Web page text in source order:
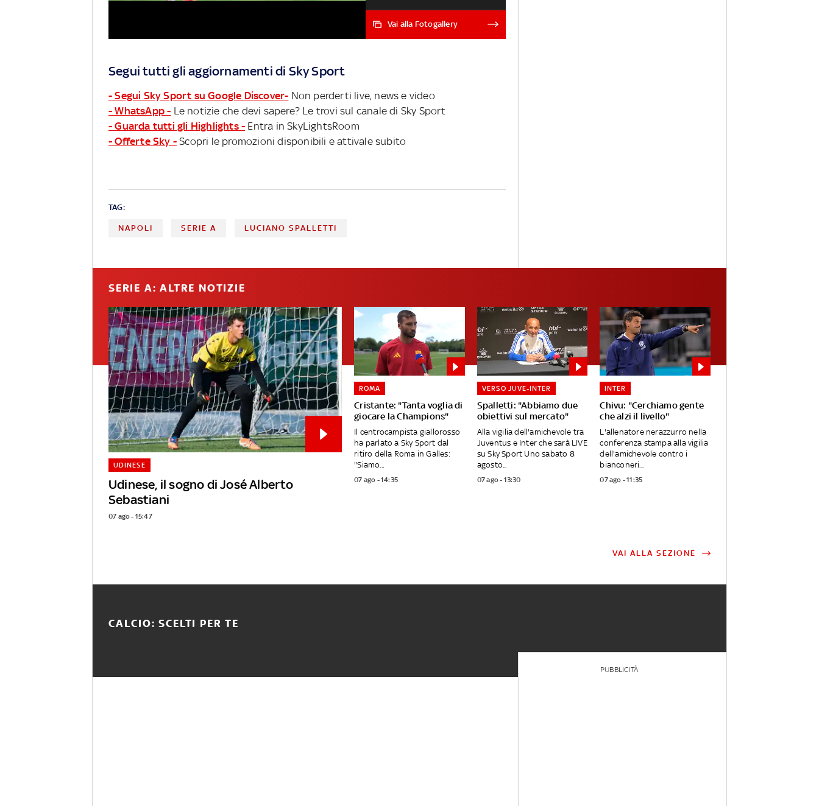
campionato?
Vai alla Fotogallery
Segui tutti gli aggiornamenti di Sky Sport
- Segui Sky Sport su Google Discover- Non perderti live, news e video
- WhatsApp - Le notizie che devi sapere? Le trovi sul canale di Sky Sport
- Guarda tutti gli Highlights - Entra in SkyLightsRoom
- Offerte Sky - Scopri le promozioni disponibili e attivale subito
TAG:
NAPOLI SERIE A LUCIANO SPALLETTI
SERIE A: ALTRE NOTIZIE
Udinese, il sogno di José Alberto
Sebastiani
UDINESE
07 ago - 15:47
Cristante: "Tanta voglia di
giocare la Champions"
ROMA
Il centrocampista giallorosso
ha parlato a Sky Sport dal
ritiro della Roma in Galles:
"Siamo...
07 ago - 14:35
Spalletti: "Abbiamo due
obiettivi sul mercato"
VERSO JUVE-INTER
Alla vigilia dell'amichevole tra
Juventus e Inter che sarà LIVE
su Sky Sport Uno sabato 8
agosto...
07 ago - 13:30
Chivu: "Cerchiamo gente
che alzi il livello"
INTER
L'allenatore nerazzurro nella
conferenza stampa alla vigilia
dell'amichevole contro i
bianconeri...
07 ago - 11:35
VAI ALLA SEZIONE
CALCIO: SCELTI PER TE
PUBBLICITÀ